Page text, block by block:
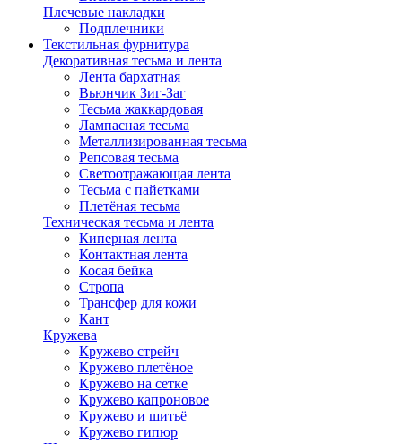
Плечевые накладки
Подплечники
Текстильная фурнитура
Декоративная тесьма и лента
Лента бархатная
Вьюнчик Зиг-Заг
Тесьма жаккардовая
Лампасная тесьма
Металлизированная тесьма
Репсовая тесьма
Светоотражающая лента
Тесьма с пайетками
Плетёная тесьма
Техническая тесьма и лента
Киперная лента
Контактная лента
Косая бейка
Стропа
Трансфер для кожи
Кант
Кружева
Кружево стрейч
Кружево плетёное
Кружево на сетке
Кружево капроновое
Кружево и шитьё
Кружево гипюр